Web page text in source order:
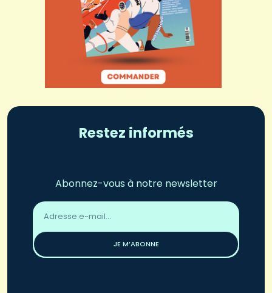
Restez informés
Abonnez-vous à notre newsletter
Adresse
email
JE M’ABONNE